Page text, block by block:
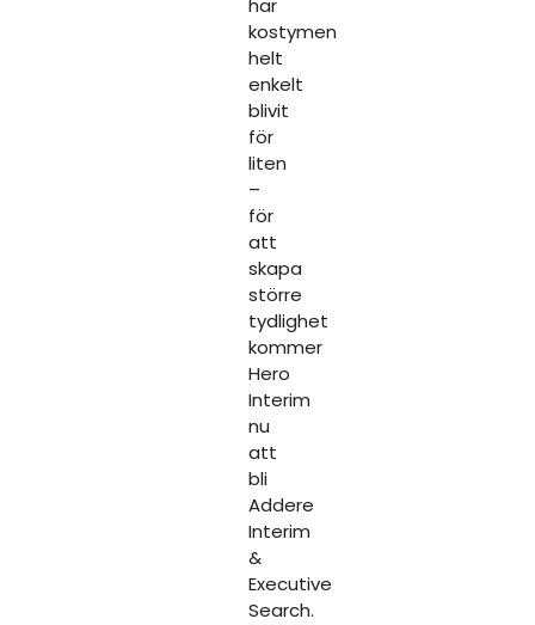
har
kostymen
helt
enkelt
blivit
för
liten
–
för
att
skapa
större
tydlighet
kommer
Hero
Interim
nu
att
bli
Addere
Interim
&
Executive
Search.